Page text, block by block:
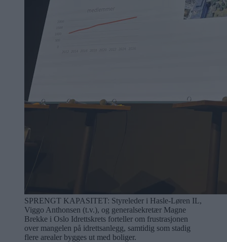
SPRENGT KAPASITET: Styreleder i Hasle-Løren IL,
Viggo Anthonsen (t.v.), og generalsekretær Magne
Brekke i Oslo Idrettskrets forteller om frustrasjonen
over mangelen på idrettsanlegg, samtidig som stadig
flere arealer bygges ut med boliger.